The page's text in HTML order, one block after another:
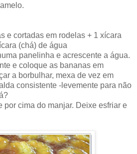
e cortadas em rodelas + 1 xícara
(chá) de água
panelinha e acrescente a água.
e coloque as bananas em
a borbulhar, mexa de vez em
consistente -levemente para não
por cima do manjar. Deixe esfriar e